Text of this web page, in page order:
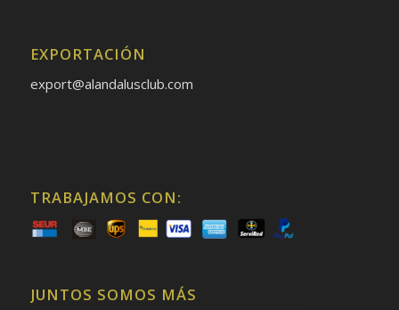
EXPORTACIÓN
export@alandalusclub.com
TRABAJAMOS CON:
JUNTOS SOMOS MÁS